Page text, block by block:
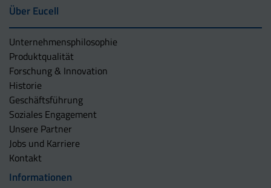
Über Eucell
Unternehmens­philosophie
Produktqualität
Forschung & Innovation
Historie
Geschäftsführung
Soziales Engagement
Unsere Partner
Jobs und Karriere
Kontakt
Informationen